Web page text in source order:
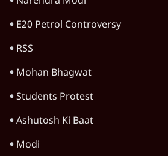
E20 Petrol Controversy
RSS
Mohan Bhagwat
Students Protest
Ashutosh Ki Baat
Modi